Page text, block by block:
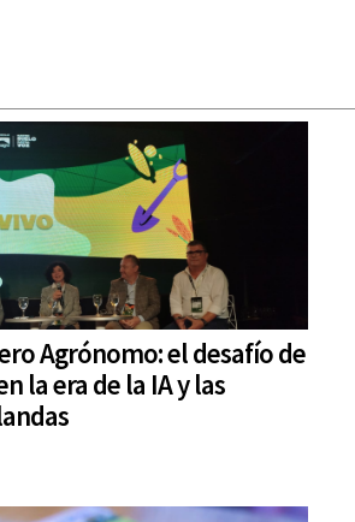
Agrónomo: el desafío de
la era de la IA y las